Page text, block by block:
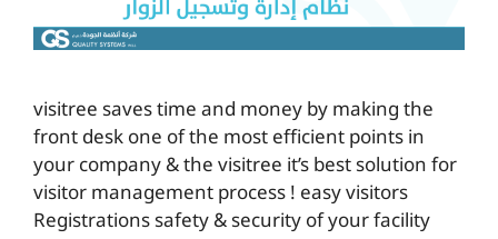
visitree saves time and money by making the
front desk one of the most efficient points in
your company & the visitree it’s best solution for
visitor management process ! easy visitors
Registrations safety & security of your facility